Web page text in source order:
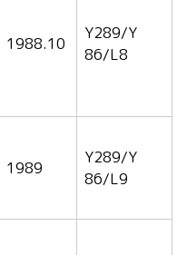
1988.10
Y289/Y
86/L8
1989
Y289/Y
86/L9